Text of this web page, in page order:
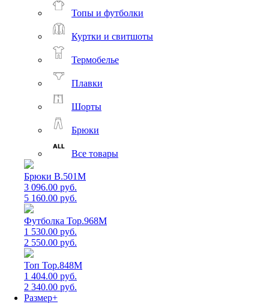
Топы и футболки
Куртки и свитшоты
Термобелье
Плавки
Шорты
Брюки
Все товары
Брюки B.501M
3 096.00 руб.
5 160.00 руб.
Футболка Top.968M
1 530.00 руб.
2 550.00 руб.
Топ Top.848M
1 404.00 руб.
2 340.00 руб.
Размер+